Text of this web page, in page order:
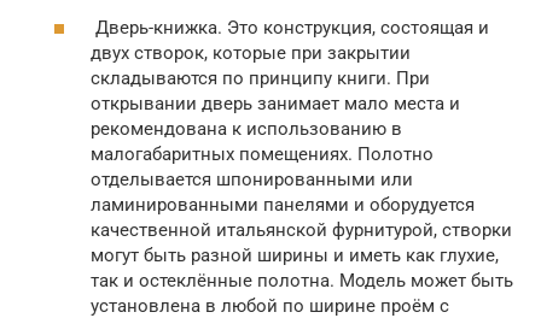
Дверь-книжка. Это конструкция, состоящая и
двух створок, которые при закрытии
складываются по принципу книги. При
открывании дверь занимает мало места и
рекомендована к использованию в
малогабаритных помещениях. Полотно
отделывается шпонированными или
ламинированными панелями и оборудуется
качественной итальянской фурнитурой, створки
могут быть разной ширины и иметь как глухие,
так и остеклённые полотна. Модель может быть
установлена в любой по ширине проём с